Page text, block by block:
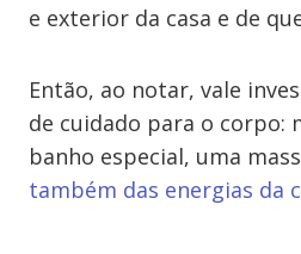
e exterior da casa e de
Então, ao notar, vale
de cuidado para o corpo:
banho especial, uma
também das energias da